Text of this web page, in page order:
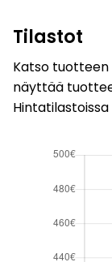
Tilastot
Katso
näyttää